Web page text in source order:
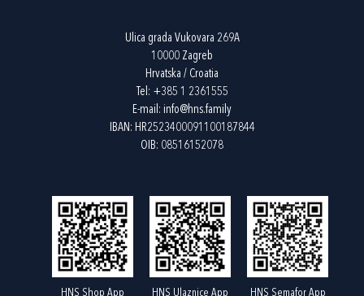
Ulica grada Vukovara 269A
10000 Zagreb
Hrvatska / Croatia
Tel: +385 1 2361555
E-mail: info@hns.family
IBAN: HR2523400091100187844
OIB: 08516152078
HNS Shop App HNS Ulaznice App HNS Semafor App